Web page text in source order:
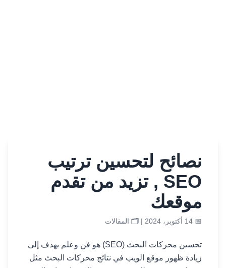
نصائح لتحسين ترتيب
SEO , تزيد من تقدم
موقعك
📅 14 أكتوبر، 2024 | 🗂️ المقالات
تحسين محركات البحث (SEO) هو فن وعلم يهدف إلى
زيادة ظهور موقع الويب في نتائج محركات البحث مثل